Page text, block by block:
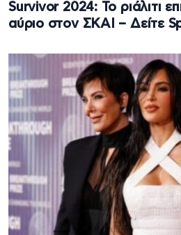
Survivor 2024: Το ριάλιτι
αύριο στον ΣΚΑΙ – Δείτε